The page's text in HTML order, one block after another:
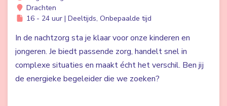
Drachten
16 - 24 uur | Deeltijds, Onbepaalde tijd
In de nachtzorg sta je klaar voor onze kinderen en
jongeren. Je biedt passende zorg, handelt snel in
complexe situaties en maakt écht het verschil. Ben jij
de energieke begeleider die we zoeken?